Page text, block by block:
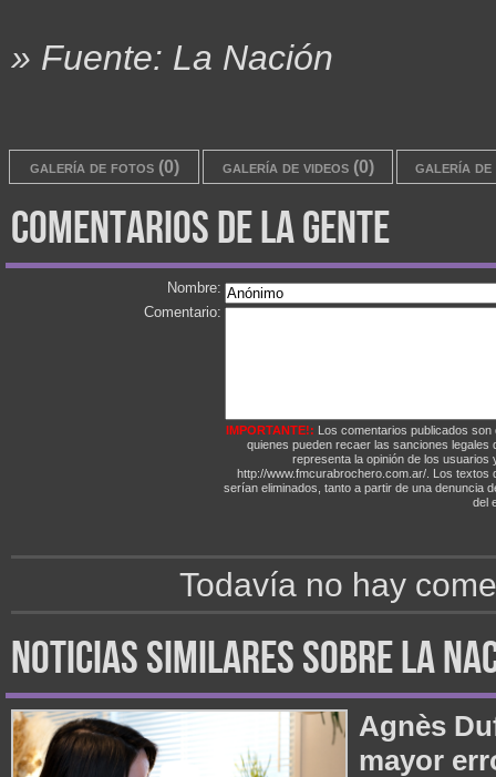
» Fuente: La Nación
galería de fotos (0) galería de videos (0) galería de
comentarios de la gente
Nombre:
Comentario:
IMPORTANTE!: Los comentarios publicados
quienes pueden recaer las sanciones
representa la opinión de los
http://www.fmcurabrochero.com.ar/. Los textos
serían eliminados, tanto a partir de una denuncia
del
Todavía no hay
noticias similares sobre la
Agnès
mayor